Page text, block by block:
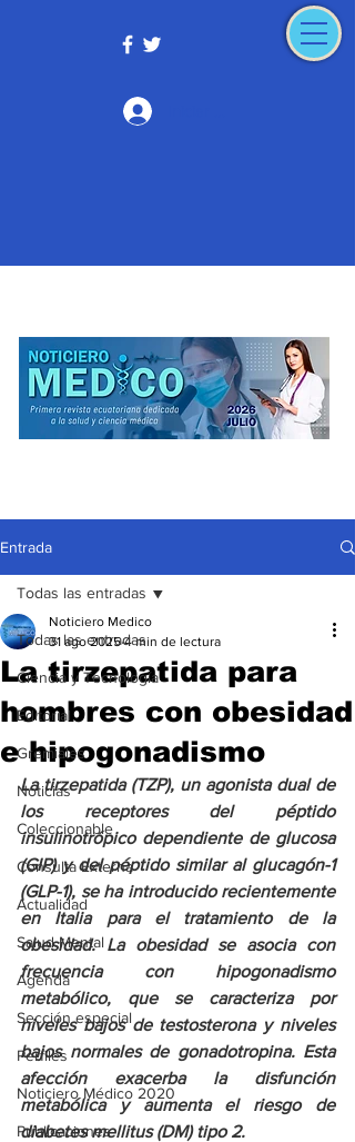
Entrada
Todas las entradas
Ciencia y Tecnología
Editorial
Gremiales
Noticias
Coleccionable
Consulta Externa
Actualidad
Salud Mental
Agenda
Sección especial
Perfiles
Noticiero Médico 2020
Publicaciones
Todas las entradas
La tirzepatida para
hombres con obesidad
e hipogonadismo
Noticiero Medico
31 ago 2025 4 min de lectura
La tirzepatida (TZP), un agonista dual de
los receptores del péptido
insulinotrópico dependiente de glucosa
(GIP) y del péptido similar al glucagón-1
(GLP-1), se ha introducido recientemente
en Italia para el tratamiento de la
obesidad. La obesidad se asocia con
frecuencia con hipogonadismo
metabólico, que se caracteriza por
niveles bajos de testosterona y niveles
bajos normales de gonadotropina. Esta
afección exacerba la disfunción
metabólica y aumenta el riesgo de
diabetes mellitus (DM) tipo 2.